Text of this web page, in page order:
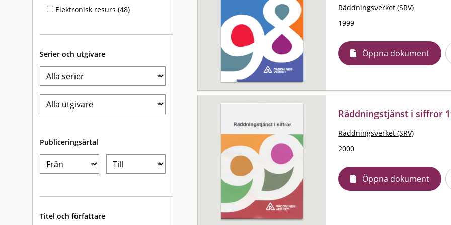
Elektronisk resurs (48)
Serier och utgivare
Publiceringsårtal
Titel och författare
Räddningsverket (SRV)
1999
Öppna dokument
Räddningstjänst i siffror
Räddningsverket (SRV)
2000
Öppna dokument